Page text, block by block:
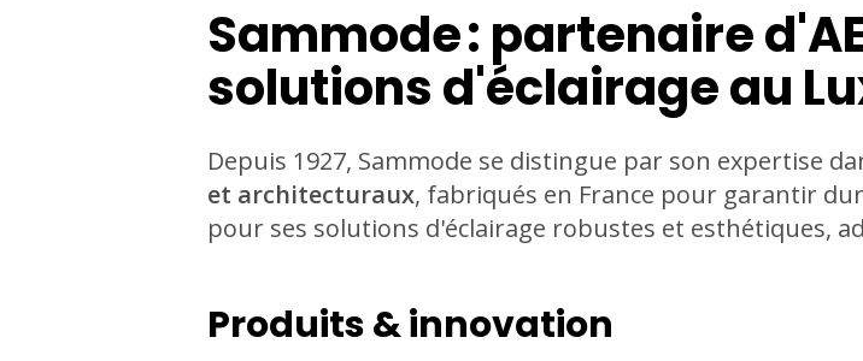
Sammode : partenaire
solutions d'éclairage au
Depuis 1927, Sammode se distingue par son expertise
et architecturaux, fabriqués en France pour garantir
pour ses solutions d'éclairage robustes et esthétiques,
Produits & innovation